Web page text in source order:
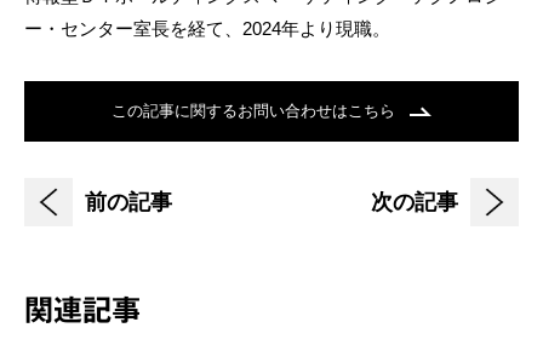
ー・センター室長を経て、2024年より現職。
この記事に関するお問い合わせはこちら
前の記事 次の記事
関連記事